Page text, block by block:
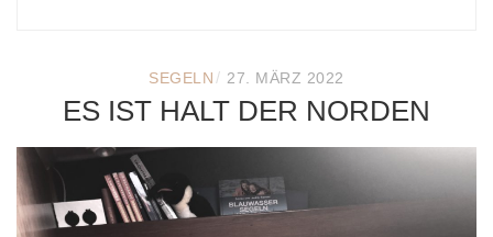
SEGELN / 27. MÄRZ 2022
ES IST HALT DER NORDEN